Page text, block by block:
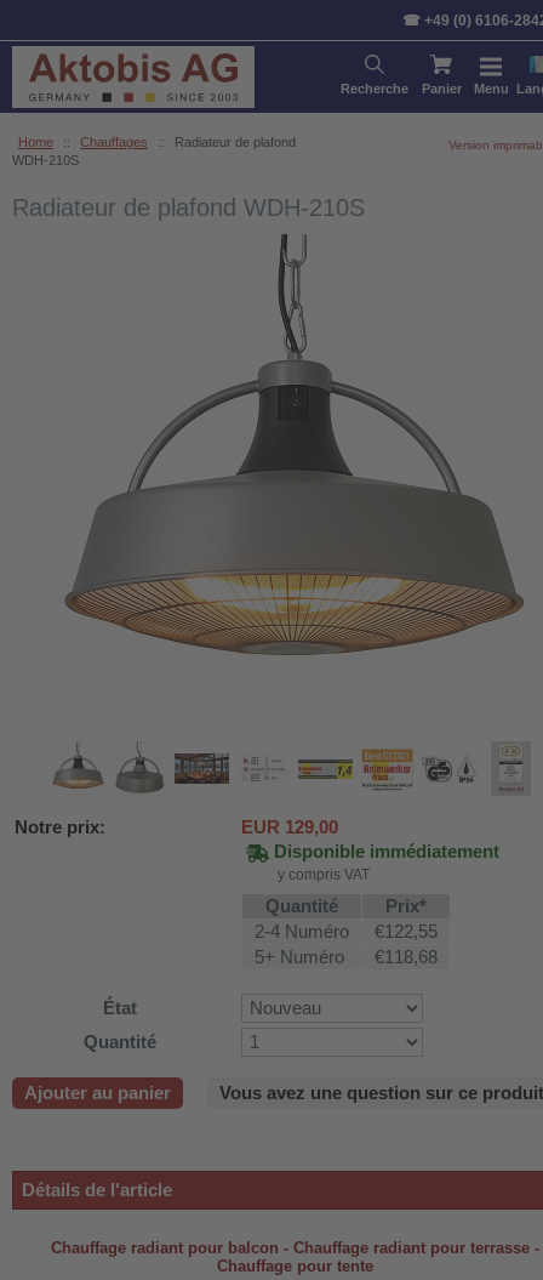
☎ +49 (0) 6106-
Recherche Panier Menu
AP1212
Home :: Chauffages ::
Radiateur de plafond
WDH-210S
Version
Radiateur de plafond WDH-210S
Notre prix: EUR 129,00
Disponible immédiatement
y compris VAT
Quantité
Prix*
2-4 Numéro
€122,55
5+ Numéro
€118,68
État
Quantité
Ajouter au panier Vous avez une question sur ce
Détails de l'article
Chauffage radiant pour balcon - Chauffage radiant pour terrasse -
Chauffage pour tente